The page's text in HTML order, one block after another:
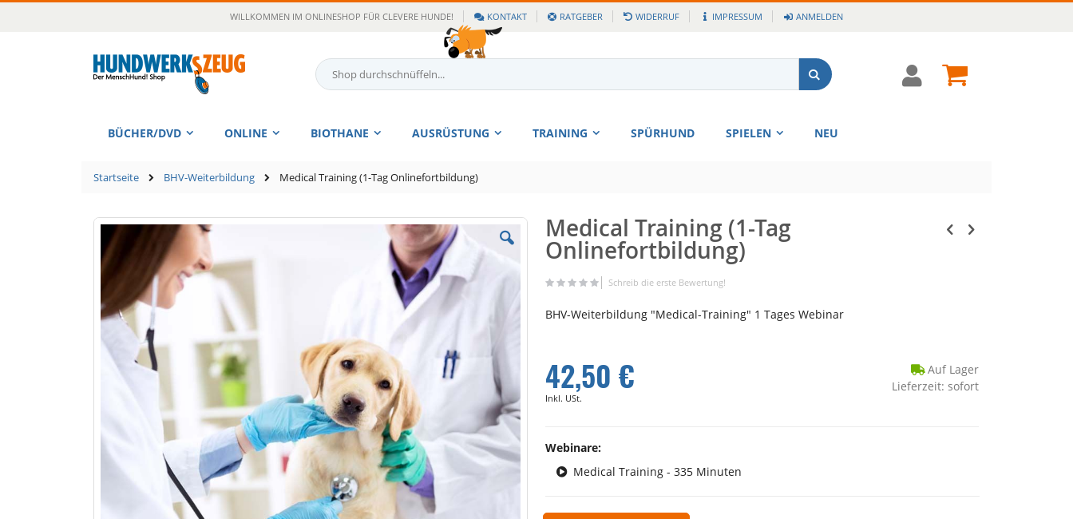
springen
WILLKOMMEN IM ONLINESHOP FÜR CLEVERE HUNDE! KONTAKT RATGEBER WIDERRUF IMPRESSUM ANMELDEN
Suche
Suche Cart
BÜCHER/DVD ONLINE BIOTHANE AUSRÜSTUNG TRAINING SPÜRHUND SPIELEN NEU
Startseite BHV-Weiterbildung Medical Training (1-Tag Onlinefortbildung)
Zum
Ende
der
Bildgalerie
springen
Zum
Anfang
Bildgalerie
Medical Training (1-Tag
Onlinefortbildung)
Schreib die erste Bewertung!
BHV-Weiterbildung "Medical-Training" 1 Tages Webinar
42,50 €
Inkl. USt.
Auf Lager
Lieferzeit: sofort
Webinare:
Medical Training - 335 Minuten